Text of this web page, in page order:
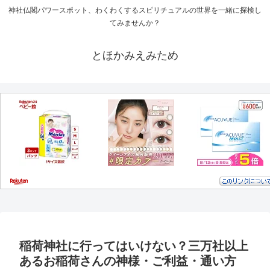
神社仏閣パワースポット、わくわくするスピリチュアルの世界を一緒に探検し
てみませんか？
とほかみえみため
稲荷神社に行ってはいけない？三万社以上
あるお稲荷さんの神様・ご利益・通い方